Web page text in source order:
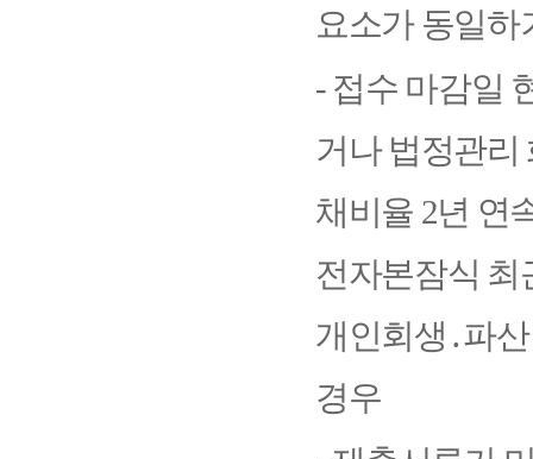
요소가 동일하
- 접수 마감일
거나 법정관리
채비율 2년 연
전자본잠식 최
개인회생 ․파산
경우